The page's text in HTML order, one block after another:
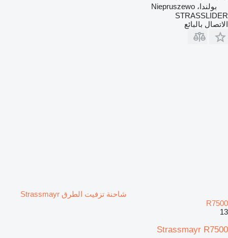
بولندا، Niepruszewo
STRASSLIDER
الاتصال بالبائع
شاحنة تزفيت الطرق Strassmayr
R7500
13
Strassmayr R7500